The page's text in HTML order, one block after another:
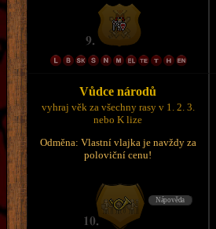
Vůdce národů
vyhraj věk za všechny rasy v 1. 2. 3.
nebo K lize
Odměna: Vlastní vlajka je navždy za
poloviční cenu!